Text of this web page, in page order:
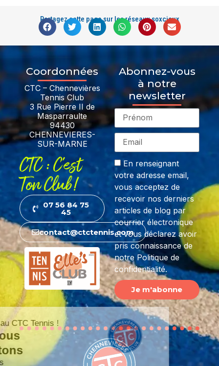
Partagez cette page sur les réseaux soxciaux
Coordonnées
CTC – Chennevières
Tennis Club
3 Rue Pierre II de
Masparraulte
94430
CHENNEVIERES-
SUR-MARNE
CTC : C'est
Ton Club!
07 56 84 75
45
contact@ctctennis.com
Abonnez-vous
à notre
newsletter
En renseignant
votre adresse email,
vous acceptez de
recevoir nos derniers
articles de blog par
courrier électronique
et vous déclarez avoir
pris connaissance de
notre Politique de
confidentialité.
Je m'abonne